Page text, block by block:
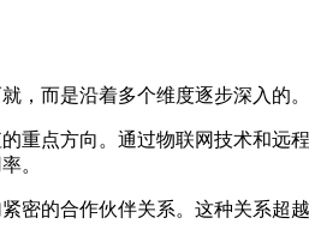
，而是沿着多个维度逐步深入的。
重点方向。通过物联网技术和
。
密的合作伙伴关系。这种关系超